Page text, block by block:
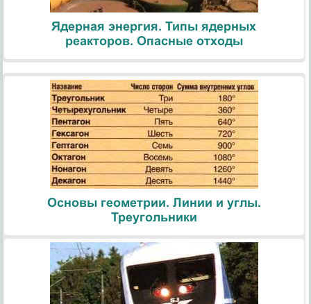
Ядерная энергия. Типы ядерных
реакторов. Опасные отходы
Основы геометрии. Линии и углы.
Треугольники